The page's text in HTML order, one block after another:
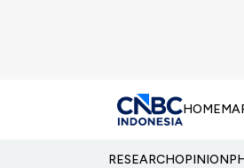
HOME
RESEARCHOPINION